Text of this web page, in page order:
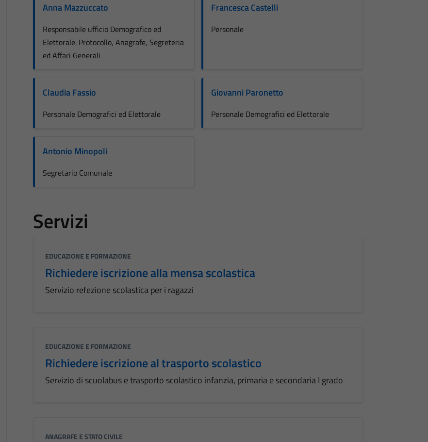
Anna Mazzuccato
Responsabile ufficio Demografico ed
Elettorale. Protocollo, Anagrafe, Segreteria
ed Affari Generali
Francesca Castelli
Personale
Claudia Fassio
Personale Demografici ed Elettorale
Giovanni Paronetto
Personale Demografici ed Elettorale
Antonio Minopoli
Segretario Comunale
Servizi
EDUCAZIONE E FORMAZIONE
Richiedere iscrizione alla mensa scolastica
Servizio refezione scolastica per i ragazzi
EDUCAZIONE E FORMAZIONE
Richiedere iscrizione al trasporto scolastico
Servizio di scuolabus e trasporto scolastico infanzia, primaria e secondaria I grado
ANAGRAFE E STATO CIVILE